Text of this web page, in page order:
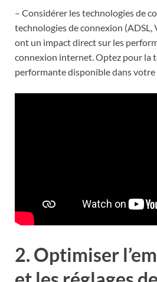
– Considérer les technologies de
technologies de connexion (ADSL,
ont un impact direct sur les
connexion internet. Optez pour la
performante disponible dans votre
2. Optimiser